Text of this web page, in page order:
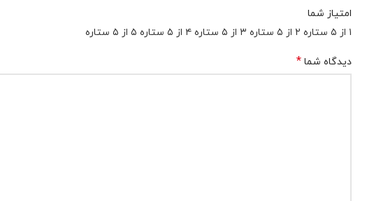
امتیاز شما
۱ از ۵ ستاره
۲ از ۵ ستاره ۳ از ۵ ستاره ۴ از ۵ ستاره ۵ از ۵ ستاره
دیدگاه شما *